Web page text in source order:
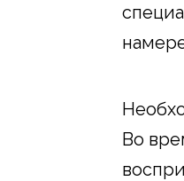
Во